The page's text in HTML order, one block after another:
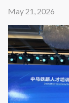
May 21, 2026